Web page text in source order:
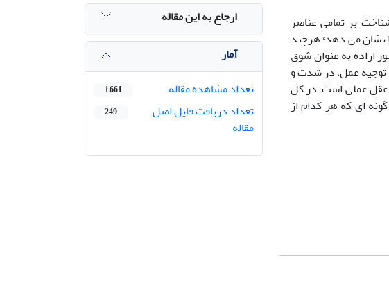
بر تمامی عناصر
نشان می دهد؛ هرچند
اراده به عنوان شوق
توجیه عمل، در شدت و
عقل عملی است. در کل
ای که هر کدام از
ارجاع به این مقاله
آمار
تعداد مشاهده مقاله
1,661
تعداد دریافت فایل اصل
مقاله
249